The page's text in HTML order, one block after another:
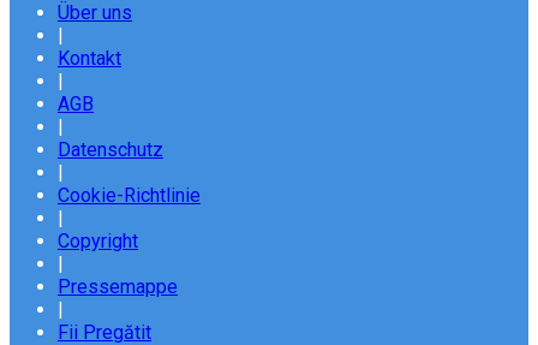
Über uns
|
Kontakt
|
AGB
|
Datenschutz
|
Cookie-Richtlinie
|
Copyright
|
Pressemappe
|
Fii Pregătit